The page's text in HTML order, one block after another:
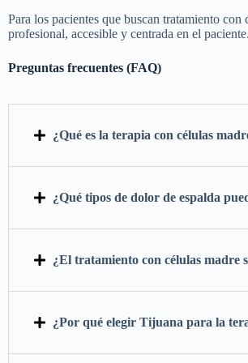
Para los pacientes que buscan tratamiento
profesional, accesible y centrada en el paciente.
Preguntas frecuentes (FAQ)
¿Qué es la terapia con células
¿Qué tipos de dolor de espalda
¿El tratamiento con células madre
¿Por qué elegir Tijuana para la